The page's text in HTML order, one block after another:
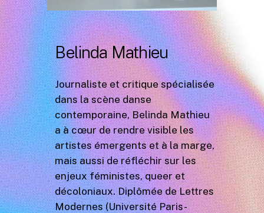
Belinda Mathieu
Journaliste et critique spécialisée
dans la scène danse
contemporaine, Belinda Mathieu
a à cœur de rendre visible les
artistes émergents et à la marge,
mais aussi de réfléchir sur les
enjeux féministes, queer et
décoloniaux. Diplômée de Lettres
Modernes (Université Paris-